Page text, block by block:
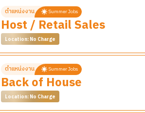
ตรวจสอบตู้แช่เย็นและตู้แช่แข็งให้มีอุณหภูมิ
ทำความสะอาดพื้นที่ประกอบอาหาร ห้องครั
สะอาดถังขยะให้สะอาด
ปฏิบัติตามมาตรฐานด้านสุขอนามัยในการทำ
ช่วยสอดส่องดูแลเครื่องล้างจานว่ามีปริมา
ล้างเศษอาหารก่อนนำภาชนะต่าง ๆ เข้าเค
ออกจากเครื่อง
ผู้ที่ทำงานตำแหน่งนี้อาจต้องหมุนเวียนระหว่า
จัดการเงินสดหน้าร้าน สามารถยืนทำงานเป็
Host:
ต้อนรับลูกค้าด้วยรอยยิ้ม จัดที่นั่ง และจัดเตรี
รับออเดอร์จากลูกค้า ติดตามรายการอาหา
ดูแลการให้บริการตามคำขอพิเศษของลูกค้า
ผู้ที่ทำงานตำแหน่งนี้อาจต้องหมุนเวียนระหว่า
*ข้อมูลนี้อาจมีการเปลี่ยนแปลง ขึ้นอยู่กับนายจ้าง
รายละเอียดงาน
สนับสนุนให้การบริการลูกค้าเป็นไปอย่างรา
ตรวจสอบคุณภาพและความถูกต้องของอา
จัดส่งอาหารให้ถูกต้องทั้งคนและโต๊ะ
รักษาสภาพแวดล้อมการทำงานให้สะอาดเรี
ผู้ที่ทำงานตำแหน่งนี้อาจต้องหมุนเวียนระหว่า
*ข้อมูลนี้อาจมีการเปลี่ยนแปลง ขึ้นอยู่กับนายจ้าง
ตำแหน่งงาน Summer Jobs
Host / Retail Sales
Location: No Charge
รายละเอียดงาน
ผู้ที่ทำงานในตำแหน่งนี้จะหมุนเวียนทำหน้าที่ต่าง
Retail Associate:
ตำแหน่งงาน Summer Jobs
Back of House
Location: No Charge